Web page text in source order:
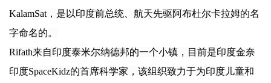
KalamSat，是以印度前总统、航天先驱阿布杜尔卡拉姆的名
字命名的。
Rifath来自印度泰米尔纳德邦的一个小镇，目前是印度金奈
印度SpaceKidz的首席科学家，该组织致力于为印度儿童和